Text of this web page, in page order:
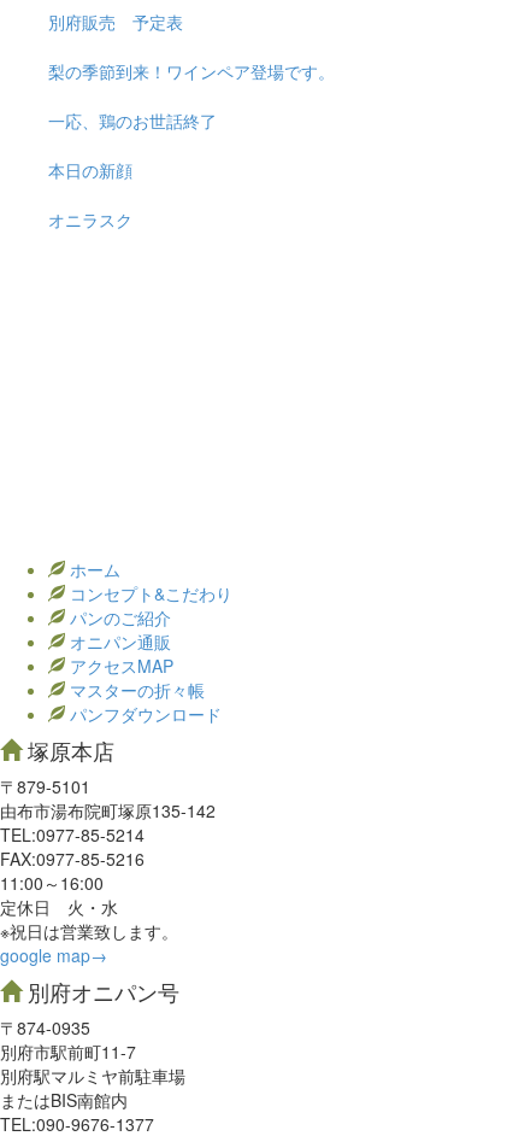
別府販売 予定表
梨の季節到来！ワインペア登場です。
一応、鶏のお世話終了
本日の新顔
オニラスク
ホーム
コンセプト&こだわり
パンのご紹介
オニパン通販
アクセスMAP
マスターの折々帳
パンフダウンロード
塚原本店
〒879-5101
由布市湯布院町塚原135-142
TEL:0977‐85-5214
FAX:0977‐85-5216
11:00～16:00
定休日 火・水
※祝日は営業致します。
google map→
別府オニパン号
〒874-0935
別府市駅前町11-7
別府駅マルミヤ前駐車場
またはBIS南館内
TEL:090-9676-1377